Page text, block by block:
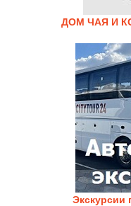
ДОМ ЧАЯ И
Экскурсии